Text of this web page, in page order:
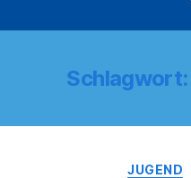
Schlagwort:
JUGEND